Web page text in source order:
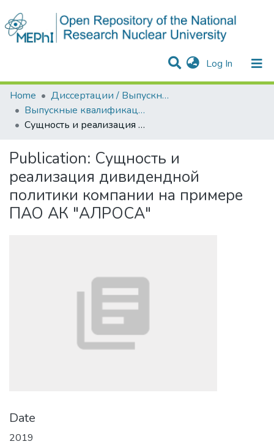
Log In (current)
Communities & Collections
Statistics
All of DSpace
Home
Диссертации / Выпускные квалификационные работы
Выпускные квалификационные работы
Сущность и реализация дивидендной политики компании на примере ПАО АК "АЛРОСА"
Publication: Сущность и
реализация дивидендной
политики компании на примере
ПАО АК "АЛРОСА"
Date
2019